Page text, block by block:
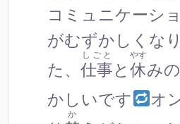
コミュニケーシ
がむずかしくな
た、 仕事
しごと
と 休
やす
みの
かしいです
オ
か